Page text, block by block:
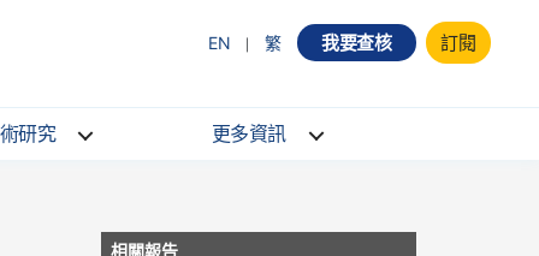
EN 繁 我要查核 訂閱
研究 更多資訊